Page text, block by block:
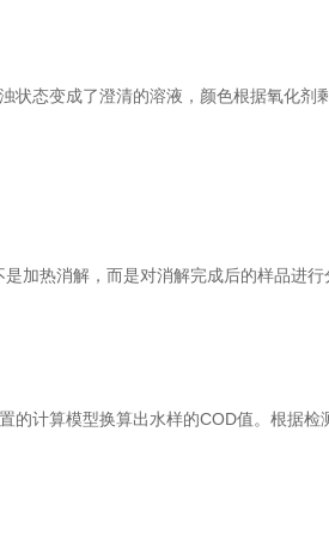
变成了澄清的溶液，颜色根据氧化剂
热消解，而是对消解完成后的样品进行
算模型换算出水样的COD值。根据检